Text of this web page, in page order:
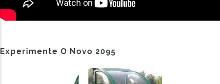
Experimente O Novo 2095